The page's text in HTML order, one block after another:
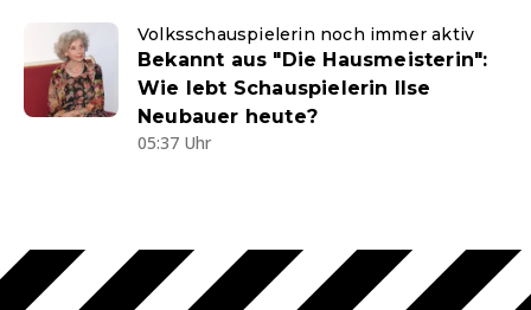
Volksschauspielerin noch immer aktiv
Bekannt aus "Die Hausmeisterin":
Wie lebt Schauspielerin Ilse
Neubauer heute?
05:37 Uhr